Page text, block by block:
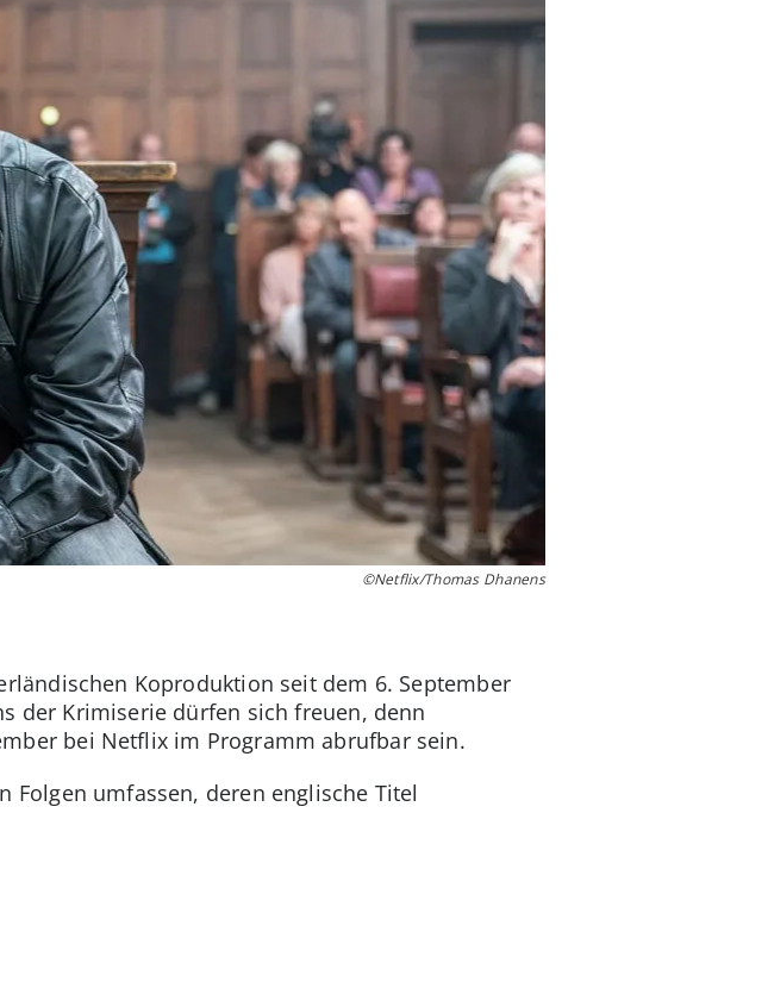
©Netflix/Thomas Dhanens
Koproduktion seit dem 6. September
der Krimiserie dürfen sich freuen, denn
bei Netflix im Programm abrufbar sein.
Folgen umfassen, deren englische Titel